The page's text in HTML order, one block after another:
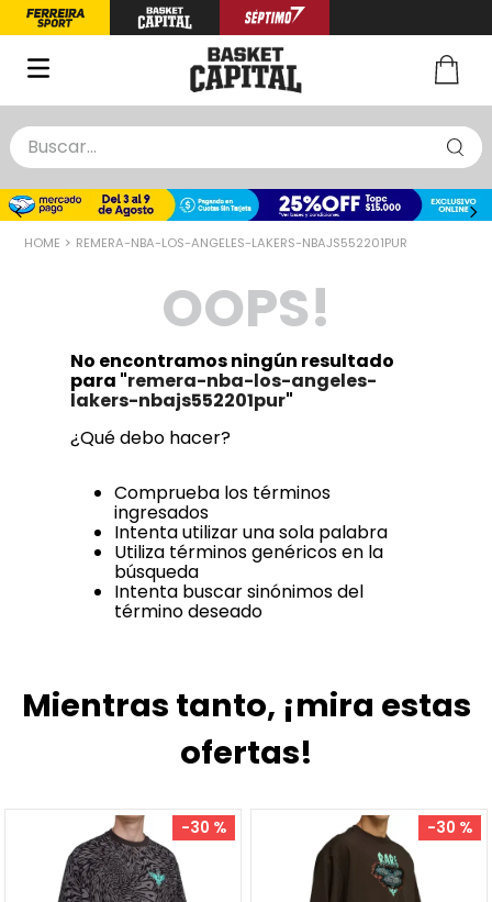
Buscar...
REMERA-NBA-LOS-ANGELES-LAKERS-NBAJS552201PUR
OOPS!
No encontramos ningún resultado
para "remera-nba-los-angeles-
lakers-nbajs552201pur"
¿Qué debo hacer?
Comprueba los términos
ingresados
Intenta utilizar una sola palabra
Utiliza términos genéricos en la
búsqueda
Intenta buscar sinónimos del
término deseado
Mientras tanto, ¡mira estas
ofertas!
-30 % -30 %
TÉRMINOS MÁS BUSCADOS
1.
zapatillas basquet
chinelas